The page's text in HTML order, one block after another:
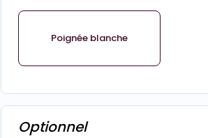
Poignée blanche
Optionnel